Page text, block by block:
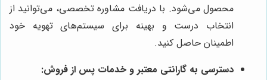
محصول می‌شود. با دریافت مشاوره تخصصی، می‌توانید از
انتخاب درست و بهینه برای سیستم‌های تهویه خود
اطمینان حاصل کنید.
دسترسی به گارانتی معتبر و خدمات پس از فروش: